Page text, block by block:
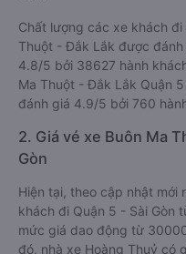
Chất lượng các xe khách đi
Thuột - Đắk Lắk được
4.8/5 bởi 38627 hành
Ma Thuột - Đắk Lắk Quận
đánh giá 4.9/5 bởi 760
2. Giá vé xe Buôn Ma
Gòn
Hiện tại, theo cập nhật mới
khách đi Quận 5 - Sài Gòn
mức giá dao động từ
đó, nhà xe Hoàng Thuỷ có